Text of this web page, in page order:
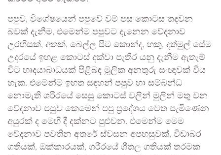
පපුව, විශේෂයෙන් පපුවේ වම් පස කොටස තදවන
බවක් දැනීම, එමෙන්ම පපුවට දැනෙන වේදනාව
උරහිසක්, අතක්, බෙල්ල පිට කොන්ද, හකු, දත්මුල් සේම
උදරයේ ඉහළ කොටස් දක්වා පැතිර යනු දැනීම ඇතැම්
විට හෘදයාබාධයක් පිළිබඳ මූලික අනතුරු සංඥාවක් විය
හැක. එමෙන්ම ඉහත සඳහන් පපුව හා සම්බන්ධ
නොමැති ශරීරයේ සෙසු කොටස් වලින් මුලින් මතු වන
වේදනාව පසුව කෙමෙන් පපු ප්‍රදේශය වෙත පැමිණෙන
අයුරක් ද මෙහි දී දක්නට පුළුවන. එමෙන්ම මෙම
වේදනාව පවතින අතරේ ස්වසන අපහසුවක්, විඩාබර
ගතියක්, ඔක්කාරයක්, ශරීරයේ ශීතල ගතියක් තරමක